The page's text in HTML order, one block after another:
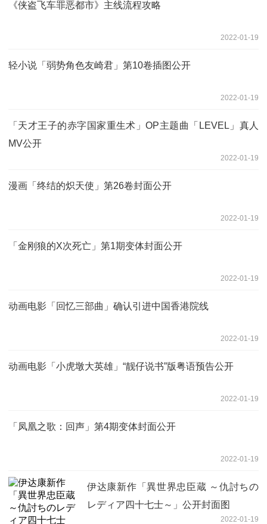
《侠盗飞车罪恶都市》主线流程攻略
2022-01-19
轻小说「弱势角色友崎君」第10卷插图公开
2022-01-19
「天才王子的赤字国家重生术」OP主题曲「LEVEL」真人
MV公开
2022-01-19
漫画「终结的炽天使」第26卷封面公开
2022-01-19
「金刚狼的X次死亡」第1期变体封面公开
2022-01-19
动画电影「回忆三部曲」确认引进中国香港院线
2022-01-19
动画电影「小虎墩大英雄」“靓仔说书”版粤语预告公开
2022-01-19
「凤凰之歌：回声」第4期变体封面公开
2022-01-19
伊达康新作「異世界忠臣蔵 ～仇討ちの
レディア四十七士～」公开封面图
2022-01-19